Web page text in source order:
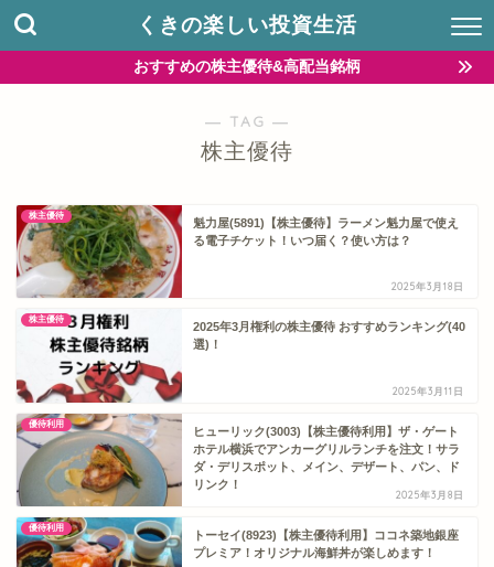
くきの楽しい投資生活
おすすめの株主優待&高配当銘柄
― TAG ―
株主優待
株主優待
魁力屋(5891)【株主優待】ラーメン魁力屋で使え
る電子チケット！いつ届く？使い方は？
2025年3月18日
株主優待
2025年3月権利の株主優待 おすすめランキング(40
選)！
2025年3月11日
優待利用
ヒューリック(3003)【株主優待利用】ザ・ゲート
ホテル横浜でアンカーグリルランチを注文！サラ
ダ・デリスポット、メイン、デザート、パン、ド
リンク！
2025年3月8日
優待利用
トーセイ(8923)【株主優待利用】ココネ築地銀座
プレミア！オリジナル海鮮丼が楽しめます！